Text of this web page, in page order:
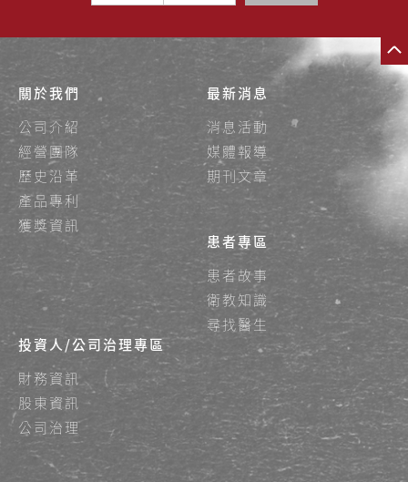
關於我們
公司介紹
經營團隊
歷史沿革
產品專利
獲獎資訊
最新消息
消息活動
媒體報導
期刊文章
患者專區
患者故事
衛教知識
尋找醫生
投資人/公司治理專區
財務資訊
股東資訊
公司治理